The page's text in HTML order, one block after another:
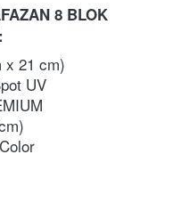
8 BLOK
x 21 cm)
UV
Color